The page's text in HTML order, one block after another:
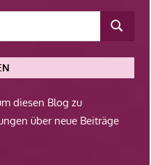
diesen Blog zu
über neue Beiträge